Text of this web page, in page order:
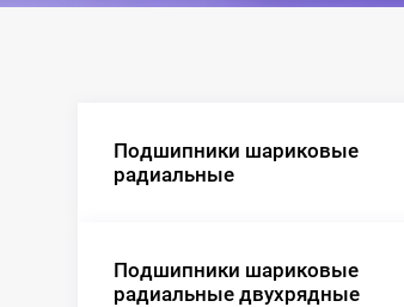
Подшипники шариковые
радиальные
Подшипники шариковые
радиальные двухрядные